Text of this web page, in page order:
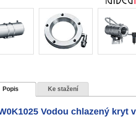
Popis Ke stažení
Vodou chlazený